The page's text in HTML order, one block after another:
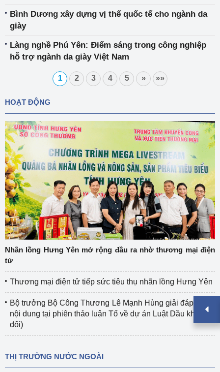
Bình Dương xây dựng vị thế quốc tế cho ngành da
giày
Làng nghề Phú Yên: Điểm sáng trong công nghiệp
hỗ trợ ngành da giày Việt Nam
1 2 3 4 5 » »»
HOẠT ĐỘNG
Nhãn lồng Hưng Yên mở rộng đầu ra nhờ thương mại điện
tử
Thương mại điện tử tiếp sức tiêu thụ nhãn lồng Hưng Yên
Bộ trưởng Bộ Công Thương Lê Mạnh Hùng giải đáp nhiều
nội dung tại phiên thảo luận Tổ về dự án Luật Dầu khí (sửa
đổi)
THỊ TRƯỜNG NƯỚC NGOÀI